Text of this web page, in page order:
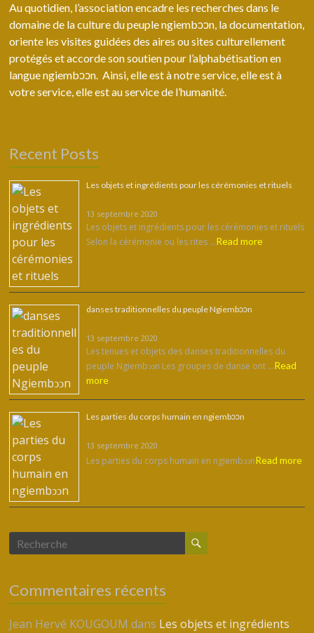
Au quotidien, l’association encadre les recherches dans le
domaine de la culture du peuple ngiembↄↄn, la documentation,
oriente les visites guidées des aires ou sites culturellement
protégés et accorde son soutien pour l’alphabétisation en
langue ngiembↄↄn. Ainsi, elle est à notre service, elle est à
votre service, elle est au service de l’humanité.
Recent Posts
Les objets et ingrédients pour les cérémonies et rituels
13 septembre 2020
Les objets et ingrédients pour les cérémonies et rituels
Selon la cérémonie ou les rites …Read more
danses traditionnelles du peuple Ngiembͻͻn
13 septembre 2020
Les tenues et objets des danses traditionnelles du
peuple Ngiembͻͻn Les groupes de danse ont …Read
more
Les parties du corps humain en ngiembↄↄn
13 septembre 2020
Les parties du corps humain en ngiembↄↄnRead more
Commentaires récents
Jean Hervé KOUGOUM dans Les objets et ingrédients